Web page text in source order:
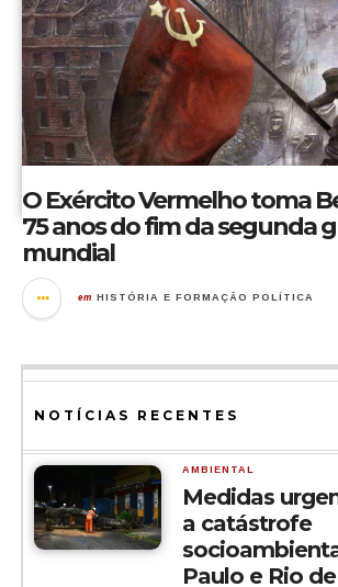
O Exército Vermelho toma
75 anos do fim da segunda
mundial
em HISTÓRIA E FORMAÇÃO POLÍTICA
NOTÍCIAS RECENTES
AMBIENTAL
Medidas
a catástrofe
Paulo e Rio